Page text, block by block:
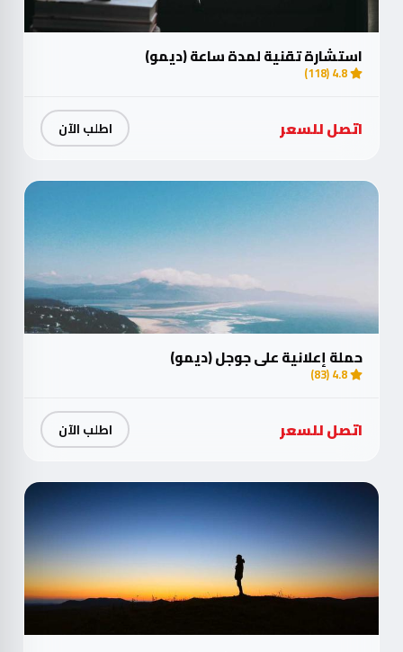
استشارة تقنية لمدة ساعة (ديمو)
4.8 (118)
اتصل للسعر اطلب الآن
حملة إعلانية على جوجل (ديمو)
4.8 (83)
اتصل للسعر اطلب الآن